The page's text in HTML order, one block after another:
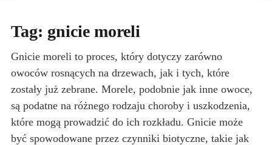
Tag: gnicie moreli
Gnicie moreli to proces, który dotyczy zarówno
owoców rosnących na drzewach, jak i tych, które
zostały już zebrane. Morele, podobnie jak inne owoce,
są podatne na różnego rodzaju choroby i uszkodzenia,
które mogą prowadzić do ich rozkładu. Gnicie może
być spowodowane przez czynniki biotyczne, takie jak